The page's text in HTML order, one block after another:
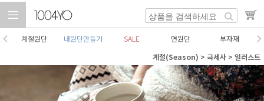
계절원단 내원단만들기 SALE 면원단
부자재
계절(Season) > 극세사 > 일러스트